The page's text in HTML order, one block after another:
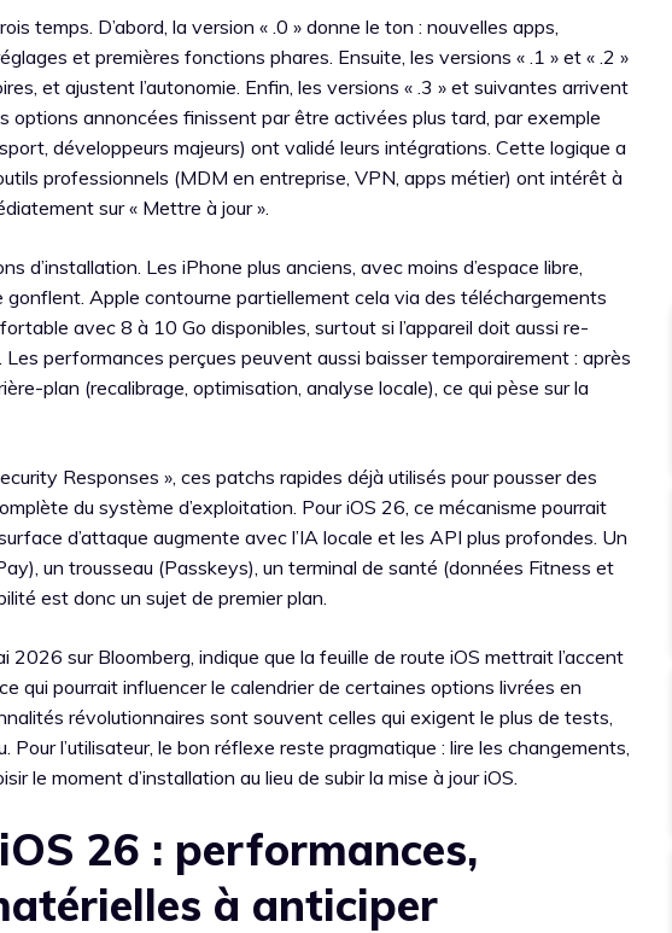
temps. D’abord, la version « .0 » donne le ton : nouvelles apps,
et premières fonctions phares. Ensuite, les versions « .1 » et « .2 »
et ajustent l’autonomie. Enfin, les versions « .3 » et suivantes arrivent
options annoncées finissent par être activées plus tard, par exemple
développeurs majeurs) ont validé leurs intégrations. Cette logique a
professionnels (MDM en entreprise, VPN, apps métier) ont intérêt à
sur « Mettre à jour ».
d’installation. Les iPhone plus anciens, avec moins d’espace libre,
Apple contourne partiellement cela via des téléchargements
avec 8 à 10 Go disponibles, surtout si l’appareil doit aussi re-
performances perçues peuvent aussi baisser temporairement : après
plan (recalibrage, optimisation, analyse locale), ce qui pèse sur la
Responses », ces patchs rapides déjà utilisés pour pousser des
du système d’exploitation. Pour iOS 26, ce mécanisme pourrait
d’attaque augmente avec l’IA locale et les API plus profondes. Un
un trousseau (Passkeys), un terminal de santé (données Fitness et
est donc un sujet de premier plan.
sur Bloomberg, indique que la feuille de route iOS mettrait l’accent
qui pourrait influencer le calendrier de certaines options livrées en
révolutionnaires sont souvent celles qui exigent le plus de tests,
l’utilisateur, le bon réflexe reste pragmatique : lire les changements,
le moment d’installation au lieu de subir la mise à jour iOS.
26 : performances,
à anticiper